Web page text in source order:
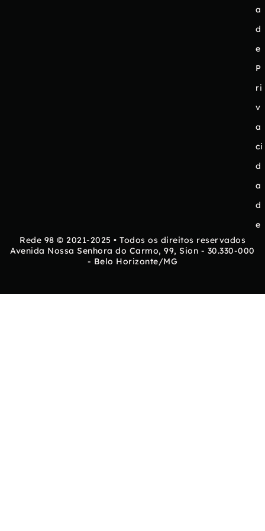
a
d
e
P
ri
v
a
ci
d
a
d
e
Rede 98 © 2021-2025 • Todos os direitos reservados
Avenida Nossa Senhora do Carmo, 99, Sion - 30.330-000
- Belo Horizonte/MG